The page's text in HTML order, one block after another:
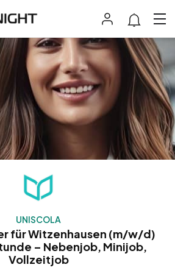
UNISCOLA
für Witzenhausen (m/w/d)
– Nebenjob, Minijob,
Vollzeitjob